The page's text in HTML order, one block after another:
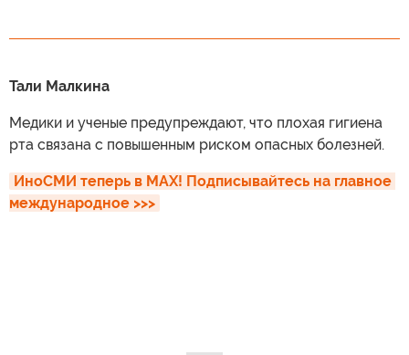
Тали Малкина
Медики и ученые предупреждают, что плохая гигиена
рта связана с повышенным риском опасных болезней.
ИноСМИ теперь в MAX! Подписывайтесь на главное
международное >>>